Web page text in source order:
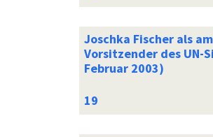
Joschka Fischer als
Vorsitzender des UN-
Februar 2003)